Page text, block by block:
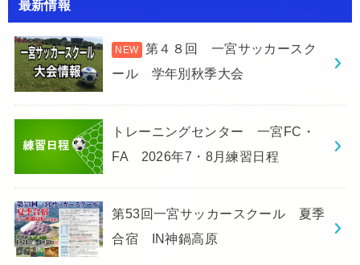
最新情報
第４８回 一宮サッカースク
ール 学年別秋季大会
トレーニングセンター 一宮FC・
FA 2026年7・8月練習日程
第53回一宮サッカースクール 夏季
合宿 IN神鍋高原